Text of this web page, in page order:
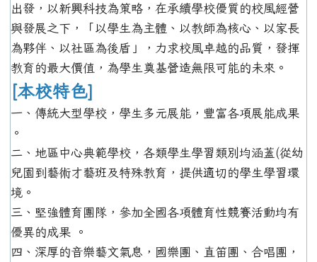
出發，以新興科技為策略，在承續學校優質的校風經營
與發展之下，「以學生為主體、以教師為核心、以家長
為夥伴、以社區為後盾」，力求校風卓越的品質，發揮
教育的最大價值，為學生奠基營造無限可能的未來。
[本校特色]
一、傳統大型學校，學生多元展能，豐富各項展能成果
。
二、地區中心典範學校，各類學生學習類別均涵蓋(從幼
兒園到藝術才藝班及特殊教育，提供適切的學生學習環
境。
三、堅強體育團隊，參加全國各項體育性競賽活動均有
優異的成果 。
四、深厚的音樂藝文氣息，國樂團、直笛團、合唱團，